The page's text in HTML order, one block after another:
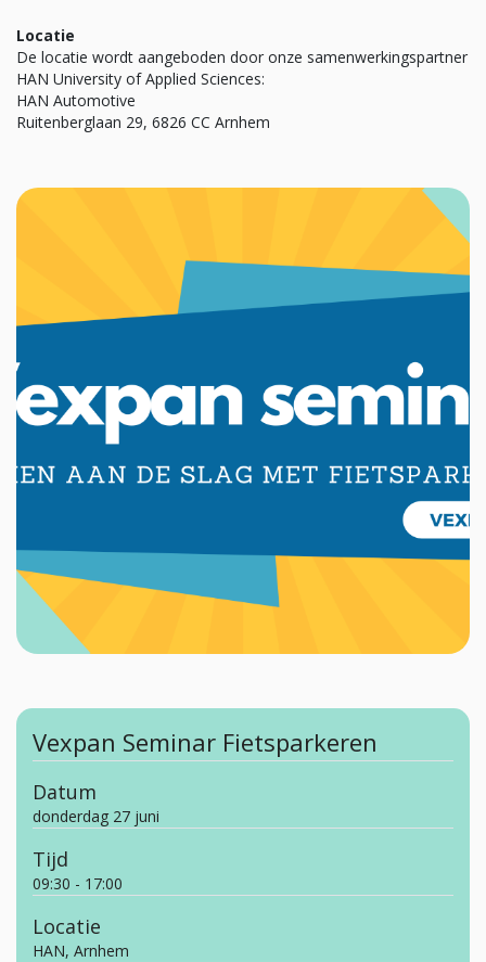
Locatie
De locatie wordt aangeboden door onze samenwerkingspartner
HAN University of Applied Sciences:
HAN Automotive
Ruitenberglaan 29, 6826 CC Arnhem
Vexpan Seminar Fietsparkeren
Datum
donderdag 27 juni
Tijd
09:30 - 17:00
Locatie
HAN, Arnhem